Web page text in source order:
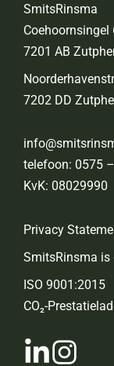
SmitsRinsma
Coehoornsingel
7201 AB
7202 DD
telefoon: 0575
KvK: 08029990
Privacy
SmitsRinsma is
ISO 9001:2015
CO₂-